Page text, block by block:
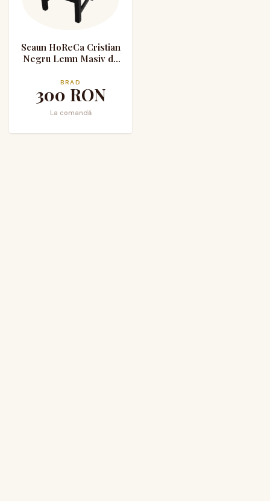
Scaun HoReCa Cristian
Negru Lemn Masiv de
BRAD
300 RON
La comandă